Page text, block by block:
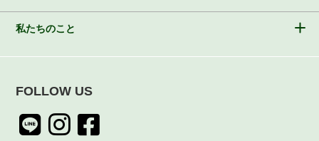
私たちのこと
FOLLOW US